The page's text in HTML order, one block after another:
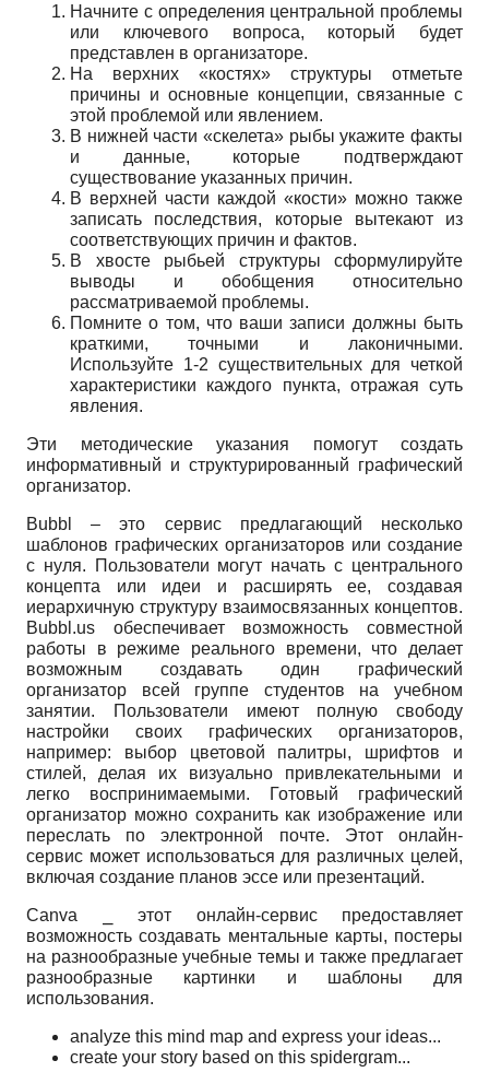
Начните с определения центральной проблемы
или ключевого вопроса, который будет
представлен в организаторе.
На верхних «костях» структуры отметьте
причины и основные концепции, связанные с
этой проблемой или явлением.
В нижней части «скелета» рыбы укажите факты
и данные, которые подтверждают
существование указанных причин.
В верхней части каждой «кости» можно также
записать последствия, которые вытекают из
соответствующих причин и фактов.
В хвосте рыбьей структуры сформулируйте
выводы и обобщения относительно
рассматриваемой проблемы.
Помните о том, что ваши записи должны быть
краткими, точными и лаконичными.
Используйте 1-2 существительных для четкой
характеристики каждого пункта, отражая суть
явления.
Эти методические указания помогут создать
информативный и структурированный графический
организатор.
Bubbl – это сервис предлагающий несколько
шаблонов графических организаторов или создание
с нуля. Пользователи могут начать с центрального
концепта или идеи и расширять ее, создавая
иерархичную структуру взаимосвязанных концептов.
Bubbl.us обеспечивает возможность совместной
работы в режиме реального времени, что делает
возможным создавать один графический
организатор всей группе студентов на учебном
занятии. Пользователи имеют полную свободу
настройки своих графических организаторов,
например: выбор цветовой палитры, шрифтов и
стилей, делая их визуально привлекательными и
легко воспринимаемыми. Готовый графический
организатор можно сохранить как изображение или
переслать по электронной почте. Этот онлайн-
сервис может использоваться для различных целей,
включая создание планов эссе или презентаций.
Canva ⎯ этот онлайн-сервис предоставляет
возможность создавать ментальные карты, постеры
на разнообразные учебные темы и также предлагает
разнообразные картинки и шаблоны для
использования.
analyze this mind map and express your ideas...
create your story based on this spidergram...